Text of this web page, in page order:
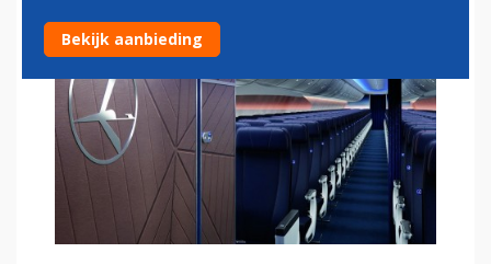
Bekijk aanbieding